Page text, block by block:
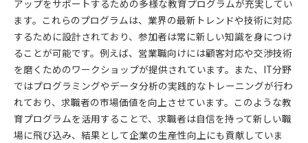
アップをサポートするための多様な教育プログラムが充実してい
ます。これらのプログラムは、業界の最新トレンドや技術に対応
するために設計されており、参加者は常に新しい知識を身につけ
ることが可能です。例えば、営業職向けには顧客対応や交渉技術
を磨くためのワークショップが提供されています。また、IT分野
ではプログラミングやデータ分析の実践的なトレーニングが行わ
れており、求職者の市場価値を向上させています。このような教
育プログラムを活用することで、求職者は自信を持って新しい職
場に飛び込み、結果として企業の生産性向上にも貢献していま